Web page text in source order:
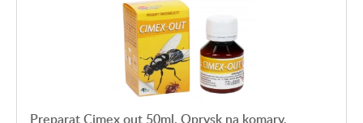
Preparat Cimex out 50ml. Oprysk na komary,